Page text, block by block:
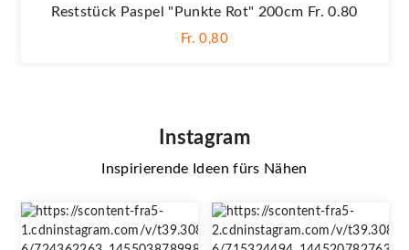
Reststück Paspel "Punkte Rot" 200cm Fr. 0.80
Fr. 0,80
Instagram
Inspirierende Ideen fürs Nähen